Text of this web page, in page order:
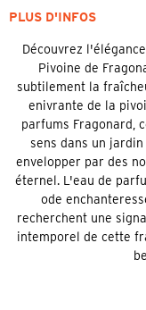
PLUS D'INFOS
Découvrez
Pivoine de
subtilement la
enivrante de la
parfums Fragonard,
sens dans un
envelopper par des
éternel. L'eau de
ode
recherchent une
intemporel de cette